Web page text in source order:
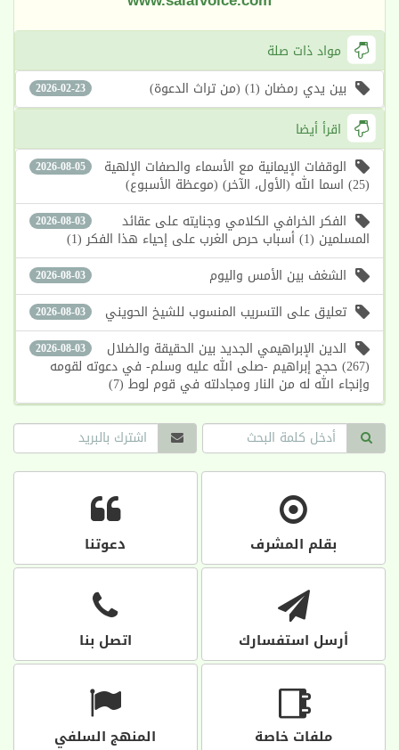
مواد ذات صلة
2026-02-23
بين يدي رمضان (1) (من تراث الدعوة)
اقرأ أيضا
2026-08-05 الوقفات الإيمانية مع الأسماء والصفات الإلهية
(25) اسما الله (الأول، الآخر) (موعظة الأسبوع)
2026-08-03 الفكر الخرافي الكلامي وجنايته على عقائد
المسلمين (1) أسباب حرص الغرب على إحياء هذا الفكر (1)
2026-08-03 الشغف بين الأمس واليوم
2026-08-03 تعليق على التسريب المنسوب للشيخ الحويني
2026-08-03 الدين الإبراهيمي الجديد بين الحقيقة والضلال
(267) حجج إبراهيم -صلى الله عليه وسلم- في دعوته لقومه
وإنجاء الله له من النار ومجادلته في قوم لوط (7)
بقلم المشرف دعوتنا
أرسل استفسارك اتصل بنا
ملفات خاصة المنهج السلفي